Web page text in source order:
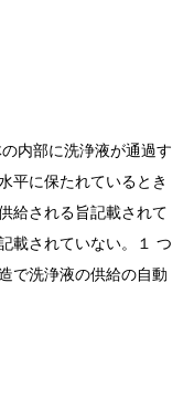
内部に洗浄液が通過す
平に保たれているとき
給される旨記載されて
載されていない。１ つ
で洗浄液の供給の自動